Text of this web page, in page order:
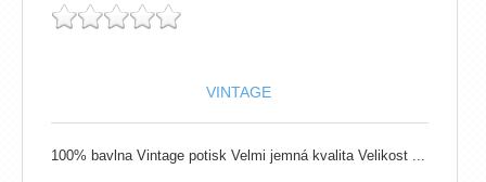
VINTAGE
100% bavlna Vintage potisk Velmi jemná kvalita Velikost ...